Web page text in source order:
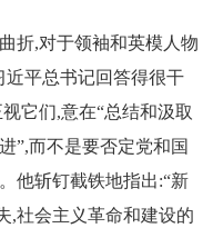
折,对于领袖和英模人物
近平总书记回答得很干
它们,意在“总结和汲取
”,而不是要否定党和国
他斩钉截铁地指出:“新
,社会主义革命和建设的